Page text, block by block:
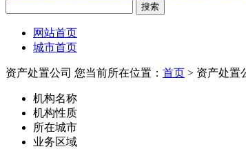
搜索
网站首页
城市首页
资产处置公司 您当前所在位置： 首页 > 资产处置
机构名称
机构性质
所在城市
业务区域